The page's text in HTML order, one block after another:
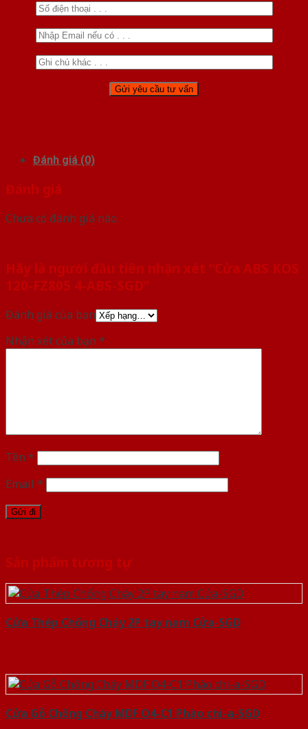
Đánh giá (0)
Đánh giá
Chưa có đánh giá nào.
Hãy là người đầu tiên nhận xét “Cửa ABS KOS
120-FZ805 4-ABS-SGD”
Đánh giá của bạn
Nhận xét của bạn *
Tên *
Email *
Sản phẩm tương tự
Cửa Thép Chống Cháy 2P tay nam Cửa-SGD
Cửa Gỗ Chống Cháy MDF O4-C1 Phào chi-a-SGD